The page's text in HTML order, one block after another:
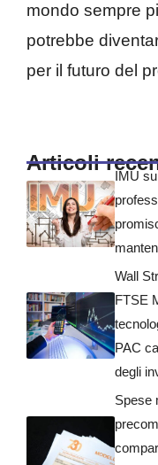
mondo sempre
potrebbe
per il futuro del
Articoli
IMU
Wall
FTSE
PAC
degli
Spese